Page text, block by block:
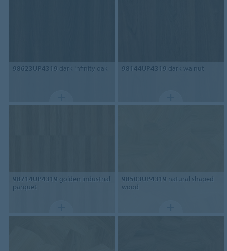
98623UP4319 dark infinity oak 98144UP4319 dark walnut
98714UP4319 golden industrial
parquet
98503UP4319 natural shaped
wood